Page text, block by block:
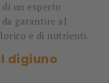
un esperto
garantire al
e di nutrienti.
digiuno